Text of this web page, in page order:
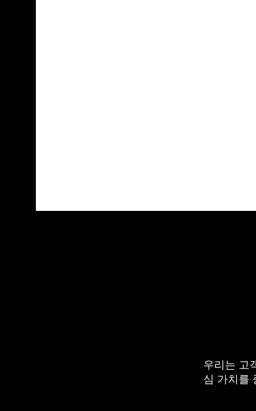
우리는 고
심 가치를